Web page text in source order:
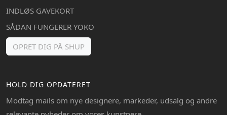
INDLØS GAVEKORT
SÅDAN FUNGERER YOKO
OPRET DIG PÅ SHUP
HOLD DIG OPDATERET
Modtag mails om nye designere, markeder, udsalg og andre